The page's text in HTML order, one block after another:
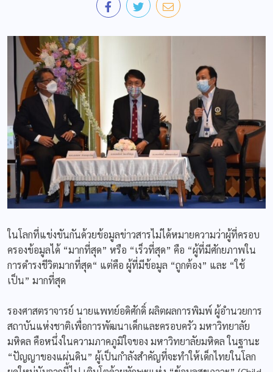
ในโลกที่แข่งขันกันด้วยข้อมูลข่าวสารไม่ได้หมายความว่าผู้ที่ครอบ
ครองข้อมูลได้ “มากที่สุด” หรือ “เร็วที่สุด” คือ “ผู้ที่มีศักยภาพใน
การดำรงชีวิตมากที่สุด“ แต่คือ ผู้ที่มีข้อมูล “ถูกต้อง” และ “ใช้
เป็น” มากที่สุด
รองศาสตราจารย์ นายแพทย์อดิศักดิ์ ผลิตผลการพิมพ์ ผู้อำนวยการ
สถาบันแห่งชาติเพื่อการพัฒนาเด็กและครอบครัว มหาวิทยาลัย
มหิดล คือหนึ่งในความภาคภูมิใจของ มหาวิทยาลัยมหิดล ในฐานะ
“ปัญญาของแผ่นดิน” ผู้เป็นกำลังสำคัญที่จะทำให้เด็กไทยในโลก